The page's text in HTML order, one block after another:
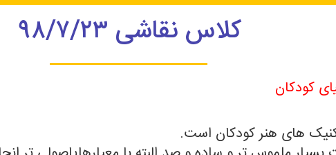
کلاس نقاشی ۹۸/۷/۲۳
کودکان
های هنر کودکان است.